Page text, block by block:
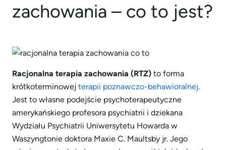
zachowania – co to jest?
Racjonalna terapia zachowania (RTZ) to forma
krótkoterminowej terapii poznawczo-behawioralnej.
Jest to własne podejście psychoterapeutyczne
amerykańskiego profesora psychiatrii i dziekana
Wydziału Psychiatrii Uniwersytetu Howarda w
Waszyngtonie doktora Maxie C. Maultsby jr. Jego